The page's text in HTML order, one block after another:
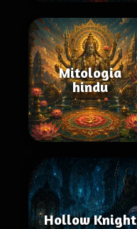
Mitologia
hindu
Hollow Knight